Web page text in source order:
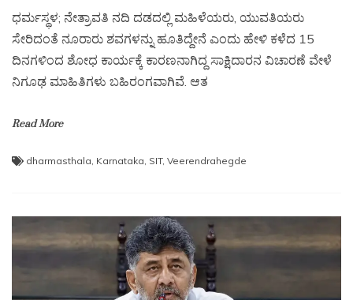
ಧರ್ಮಸ್ಥಳ; ನೇತ್ರಾವತಿ ನದಿ ದಡದಲ್ಲಿ ಮಹಿಳೆಯರು, ಯುವತಿಯರು
ಸೇರಿದಂತೆ ನೂರಾರು ಶವಗಳನ್ನು ಹೂತಿದ್ದೇನೆ ಎಂದು ಹೇಳಿ ಕಳೆದ 15
ದಿನಗಳಿಂದ ಶೋಧ ಕಾರ್ಯಕ್ಕೆ ಕಾರಣನಾಗಿದ್ದ ಸಾಕ್ಷಿದಾರನ ವಿಚಾರಣೆ ವೇಳೆ
ನಿಗೂಢ ಮಾಹಿತಿಗಳು ಬಹಿರಂಗವಾಗಿವೆ. ಆತ
Read More
dharmasthala, Karnataka, SIT, Veerendrahegde